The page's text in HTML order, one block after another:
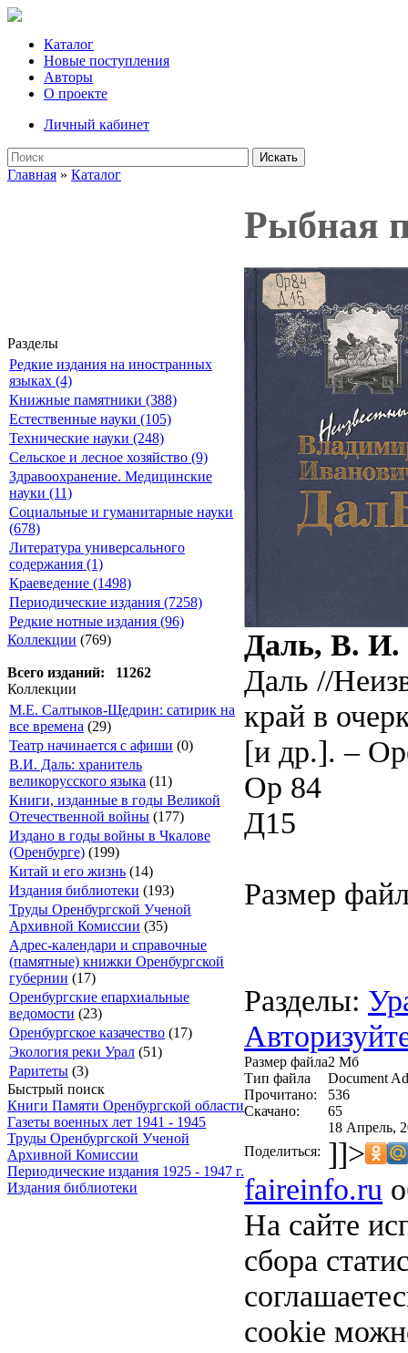
Каталог
Новые поступления
Авторы
О проекте
Личный кабинет
Искать
Главная » Каталог
Разделы
Редкие издания на иностранных
языках (4)
Книжные памятники (388)
Естественные науки (105)
Технические науки (248)
Сельское и лесное хозяйство (9)
Здравоохранение. Медицинские
науки (11)
Социальные и гуманитарные науки
(678)
Литература универсального
содержания (1)
Краеведение (1498)
Периодические издания (7258)
Редкие нотные издания (96)
Коллекции (769)
Всего изданий: 11262
Коллекции
М.Е. Салтыков-Щедрин: сатирик на
все времена (29)
Театр начинается с афиши (0)
В.И. Даль: хранитель
великорусского языка (11)
Книги, изданные в годы Великой
Отечественной войны (177)
Издано в годы войны в Чкалове
(Оренбурге) (199)
Китай и его жизнь (14)
Издания библиотеки (193)
Труды Оренбургской Ученой
Архивной Комиссии (35)
Адрес-календари и справочные
(памятные) книжки Оренбургской
губернии (17)
Оренбургские епархиальные
ведомости (23)
Оренбургское казачество (17)
Экология реки Урал (51)
Раритеты (3)
Быстрый поиск
Книги Памяти Оренбургской области
Газеты военных лет 1941 - 1945
Труды Оренбургской Ученой
Архивной Комиссии
Периодические издания 1925 - 1947 г.
Издания библиотеки
Рыбная
Даль, В. И.
Даль //
край в
[и др.]. –
Ор 84
Д15
Размер
Разделы:
Размер файла2 Mб
Тип файла
Document
Прочитано:
536
Скачано:
65
18 Апрель,
Поделиться: ]]>
faireinfo.ru
На сайте
сбора
cookie